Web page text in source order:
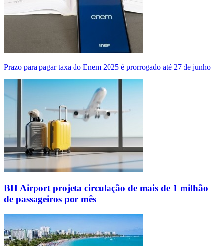
Prazo para pagar taxa do Enem 2025 é prorrogado até 27 de junho
BH Airport projeta circulação de mais de 1 milhão
de passageiros por mês